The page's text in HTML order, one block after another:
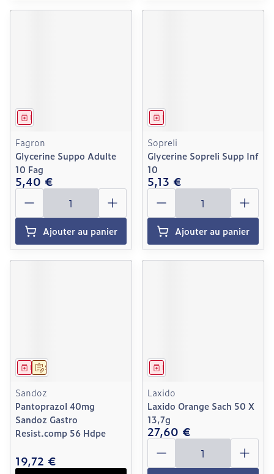
Médicament
Fagron
Glycerine Suppo Adulte
10 Fag
5,40 €
Quantité
Ajouter au panier
Médicament
Sopreli
Glycerine Sopreli Supp Inf
10
5,13 €
Quantité
Ajouter au panier
Sur prescription
Médicament
Sandoz
Pantoprazol 40mg
Sandoz Gastro
Resist.comp 56 Hdpe
19,72 €
Médicament
Laxido
Laxido Orange Sach 50 X
13,7g
27,60 €
Quantité